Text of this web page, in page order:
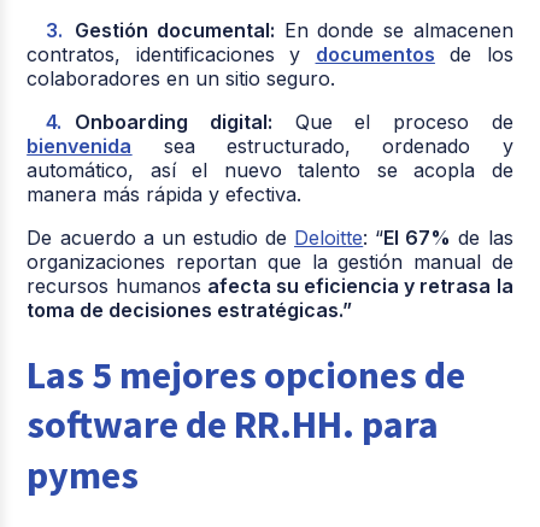
Gestión documental: En donde se almacenen
contratos, identificaciones y documentos de los
colaboradores en un sitio seguro.
Onboarding digital: Que el proceso de
bienvenida sea estructurado, ordenado y
automático, así el nuevo talento se acopla de
manera más rápida y efectiva.
De acuerdo a un estudio de Deloitte: “El 67% de las
organizaciones reportan que la gestión manual de
recursos humanos afecta su eficiencia y retrasa la
toma de decisiones estratégicas.”
Las 5 mejores opciones de
software de RR.HH. para
pymes